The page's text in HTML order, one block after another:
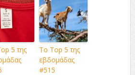
5 της
Το Top 5 της
εβδομάδας
#515